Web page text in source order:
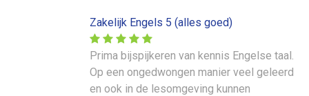
Zakelijk Engels 5 (alles goed)
Prima bijspijkeren van kennis Engelse taal.
Op een ongedwongen manier veel geleerd
en ook in de lesomgeving kunnen